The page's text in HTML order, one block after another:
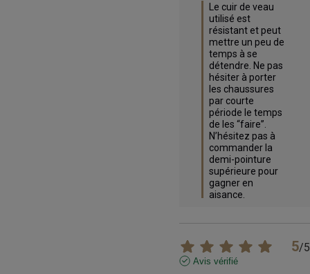
Le cuir de veau
utilisé est
résistant et peut
mettre un peu de
temps à se
détendre. Ne pas
hésiter à porter
les chaussures
par courte
période le temps
de les “faire”.
N’hésitez pas à
commander la
demi-pointure
supérieure pour
gagner en
aisance.
5/5
Avis vérifié